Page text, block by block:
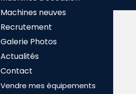
Machines neuves
Recrutement
Galerie Photos
Actualités
Contact
Vendre mes équipements